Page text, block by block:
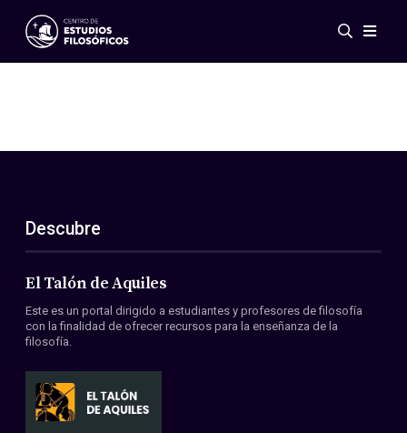
Eventos
ES
EN
Acerca de nosotros
Miembros
Convenios
Descubre
El Talón de Aquiles
Este es un portal dirigido a estudiantes y profesores de filosofía
con la finalidad de ofrecer recursos para la enseñanza de la
filosofía.